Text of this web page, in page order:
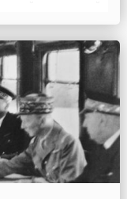
местное
и событием,